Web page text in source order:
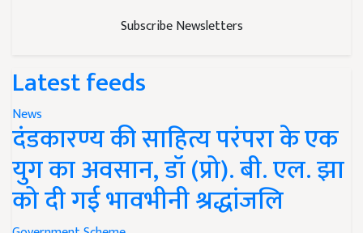
Subscribe Newsletters
Latest feeds
News
दंडकारण्य की साहित्य परंपरा के एक
युग का अवसान, डॉ (प्रो). बी. एल. झा
को दी गई भावभीनी श्रद्धांजलि